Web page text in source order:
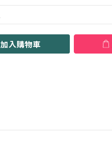
加入購物車